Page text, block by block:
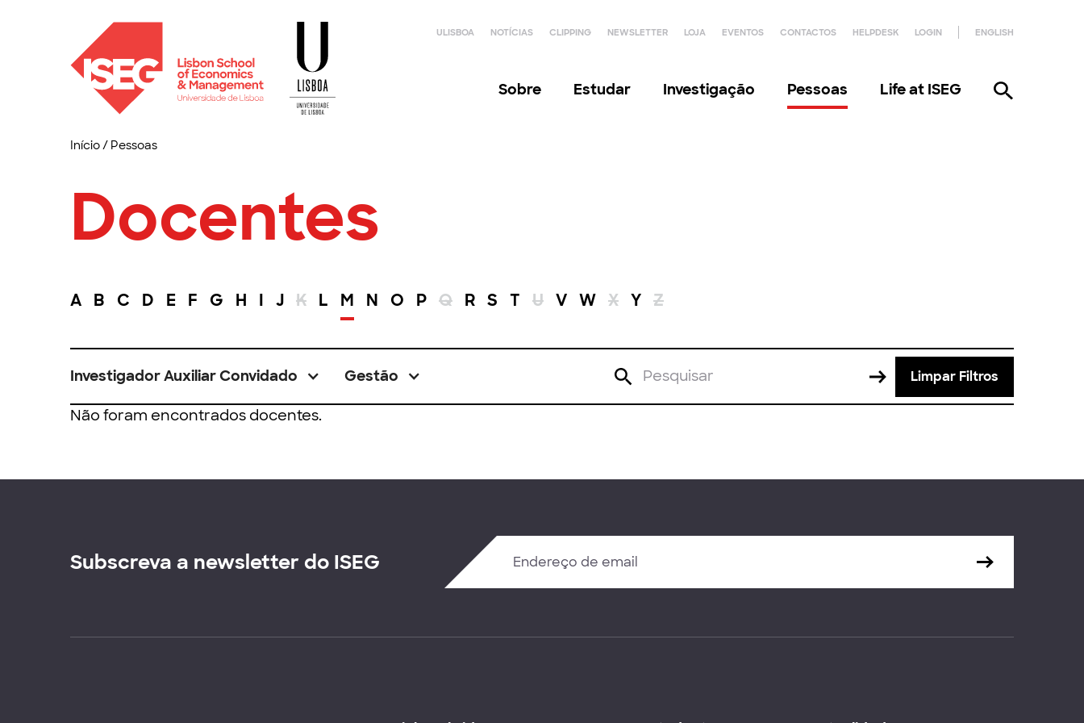
ULISBOA NOTÍCIAS CLIPPING NEWSLETTER LOJA EVENTOS CONTACTOS HELPDESK LOGIN ENGLISH
Sobre Estudar Investigação Pessoas Life at ISEG
Início/ Pessoas
Docentes
A B C D E F G H I J K L M N O P Q R S T U V W X Y Z
Investigador Auxiliar Convidado Gestão Limpar Filtros
Não foram encontrados docentes.
Subscreva a newsletter do ISEG